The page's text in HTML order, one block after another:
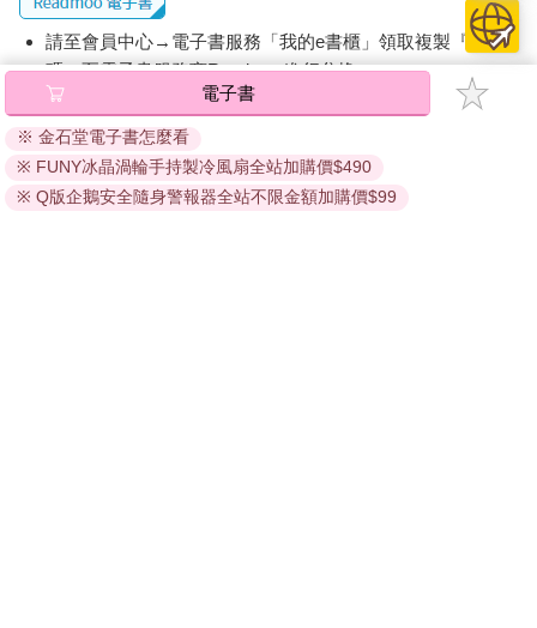
請至會員中心→電子書服務「我的e書櫃」領取複製『兌換
碼』至電子書服務商Readmoo進行兌換。
退換貨須知：
因版權保護，您在金石堂所購買的電子書僅能以金石堂專屬
的閱讀軟體開啟閱讀，無法以其他閱讀器或直接下載檔案。
依據「消費者保護法」第19條及行政院消費者保護處公告之